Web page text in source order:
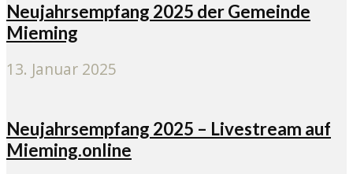
Neujahrsempfang 2025 der Gemeinde
Mieming
13. Januar 2025
Neujahrsempfang 2025 – Livestream auf
Mieming.online